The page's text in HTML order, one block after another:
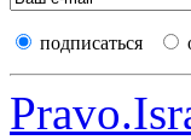
подписаться